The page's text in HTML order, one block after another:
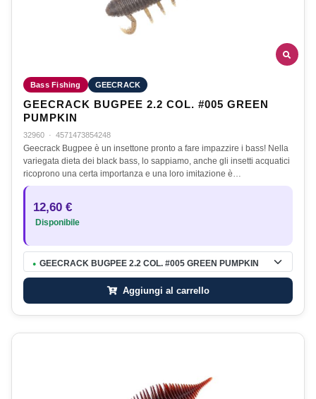
Bass Fishing GEECRACK
GEECRACK BUGPEE 2.2 COL. #005 GREEN
PUMPKIN
32960 · 4571473854248
Geecrack Bugpee è un insettone pronto a fare impazzire i bass! Nella
variegata dieta dei black bass, lo sappiamo, anche gli insetti acquatici
ricoprono una certa importanza e una loro imitazione è…
12,60 €
Disponibile
● GEECRACK BUGPEE 2.2 COL. #005 GREEN PUMPKIN
Aggiungi al carrello